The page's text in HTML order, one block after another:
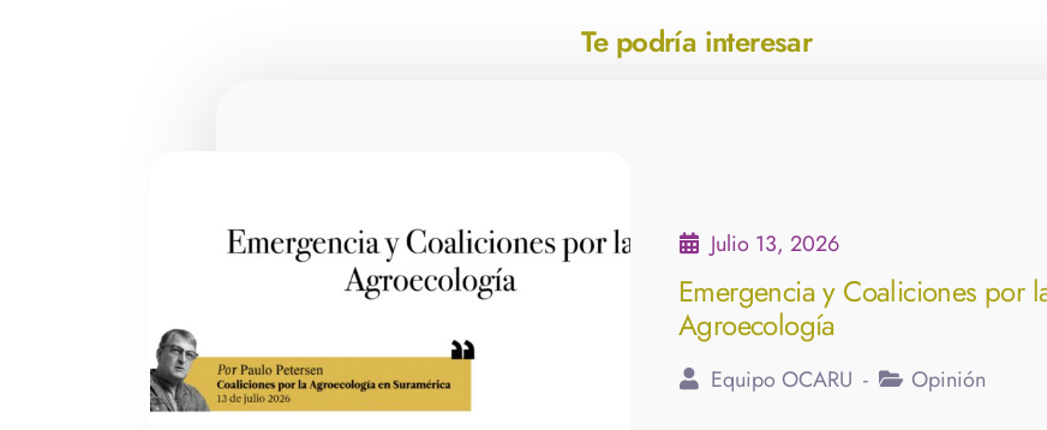
Te podría interesar
Emergencia y Coaliciones por la
Agroecología